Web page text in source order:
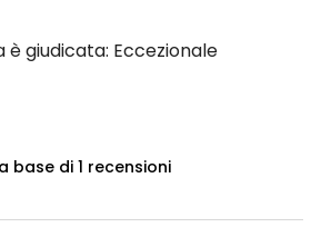
è giudicata: Eccezionale
base di 1 recensioni